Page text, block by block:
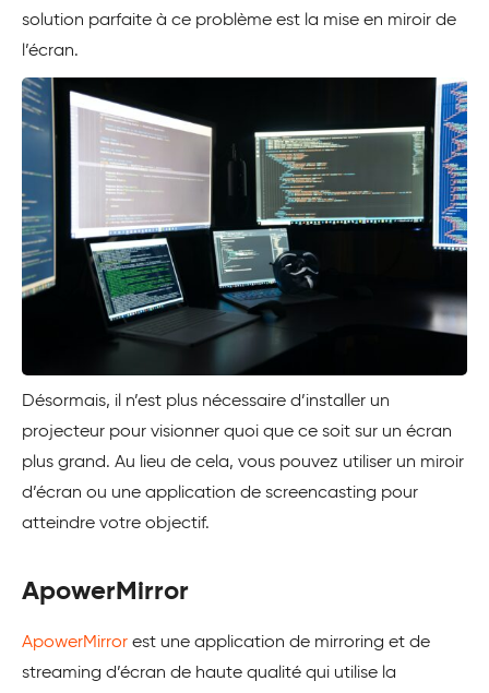
solution parfaite à ce problème est la mise en miroir de
l’écran.
Désormais, il n’est plus nécessaire d’installer un
projecteur pour visionner quoi que ce soit sur un écran
plus grand. Au lieu de cela, vous pouvez utiliser un miroir
d’écran ou une application de screencasting pour
atteindre votre objectif.
ApowerMirror
ApowerMirror est une application de mirroring et de
streaming d’écran de haute qualité qui utilise la